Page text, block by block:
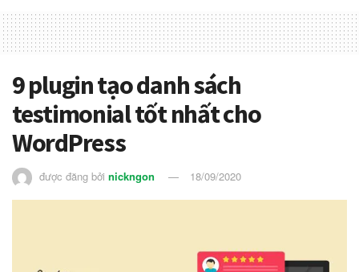
9 plugin tạo danh sách
testimonial tốt nhất cho
WordPress
được đăng bởi nickngon 18/09/2020